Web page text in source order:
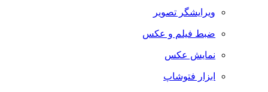
ویرایشگر تصویر
ضبط فيلم و عكس
نمایش عکس
ابزار فتوشاپ